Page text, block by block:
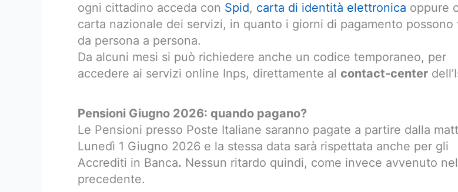
ogni cittadino acceda con Spid, carta di identità elettronica oppure
carta nazionale dei servizi, in quanto i giorni di pagamento possono
da persona a persona.
Da alcuni mesi si può richiedere anche un codice temporaneo, per
accedere ai servizi online Inps, direttamente al contact-center
Pensioni Giugno 2026: quando pagano?
Le Pensioni presso Poste Italiane saranno pagate a partire dalla
Lunedì 1 Giugno 2026 e la stessa data sarà rispettata anche per gli
Accrediti in Banca. Nessun ritardo quindi, come invece avvenuto
precedente.